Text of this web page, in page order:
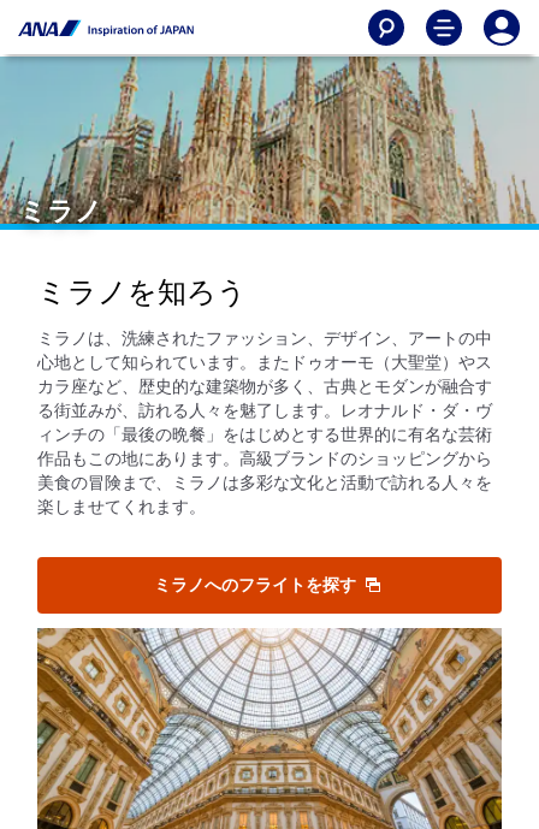
ミラノ
ミラノを知ろう
ミラノは、洗練されたファッション、デザイン、アートの中
心地として知られています。またドゥオーモ（大聖堂）やス
カラ座など、歴史的な建築物が多く、古典とモダンが融合す
る街並みが、訪れる人々を魅了します。レオナルド・ダ・ヴ
ィンチの「最後の晩餐」をはじめとする世界的に有名な芸術
作品もこの地にあります。高級ブランドのショッピングから
美食の冒険まで、ミラノは多彩な文化と活動で訪れる人々を
楽しませてくれます。
ミラノへのフライトを探す